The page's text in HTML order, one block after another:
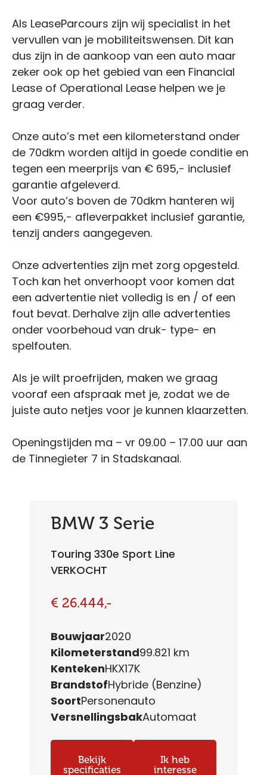
Als LeaseParcours zijn wij specialist in het
vervullen van je mobiliteitswensen. Dit kan
dus zijn in de aankoop van een auto maar
zeker ook op het gebied van een Financial
Lease of Operational Lease helpen we je
graag verder.
Onze auto’s met een kilometerstand onder
de 70dkm worden altijd in goede conditie en
tegen een meerprijs van € 695,- inclusief
garantie afgeleverd.
Voor auto’s boven de 70dkm hanteren wij
een €995,- afleverpakket inclusief garantie,
tenzij anders aangegeven.
Onze advertenties zijn met zorg opgesteld.
Toch kan het onverhoopt voor komen dat
een advertentie niet volledig is en / of een
fout bevat. Derhalve zijn alle advertenties
onder voorbehoud van druk- type- en
spelfouten.
Als je wilt proefrijden, maken we graag
vooraf een afspraak met je, zodat we de
juiste auto netjes voor je kunnen klaarzetten.
Openingstijden ma – vr 09.00 – 17.00 uur aan
de Tinnegieter 7 in Stadskanaal.
BMW 3 Serie
Touring 330e Sport Line
VERKOCHT
€ 26.444,-
Bouwjaar2020
Kilometerstand99.821 km
KentekenHKX17K
BrandstofHybride (Benzine)
SoortPersonenauto
VersnellingsbakAutomaat
Bekijk
specificaties
Ik heb
interesse